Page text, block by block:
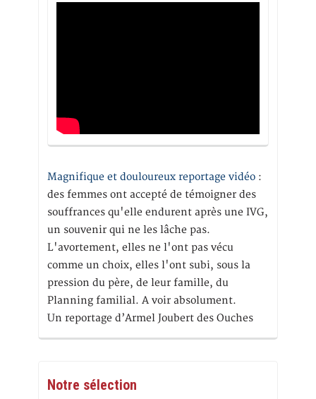
Magnifique et douloureux reportage vidéo :
des femmes ont accepté de témoigner des
souffrances qu'elle endurent après une IVG,
un souvenir qui ne les lâche pas.
L'avortement, elles ne l'ont pas vécu
comme un choix, elles l'ont subi, sous la
pression du père, de leur famille, du
Planning familial. A voir absolument.
Un reportage d’Armel Joubert des Ouches
Notre sélection